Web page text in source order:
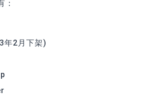
：
年2月下架)